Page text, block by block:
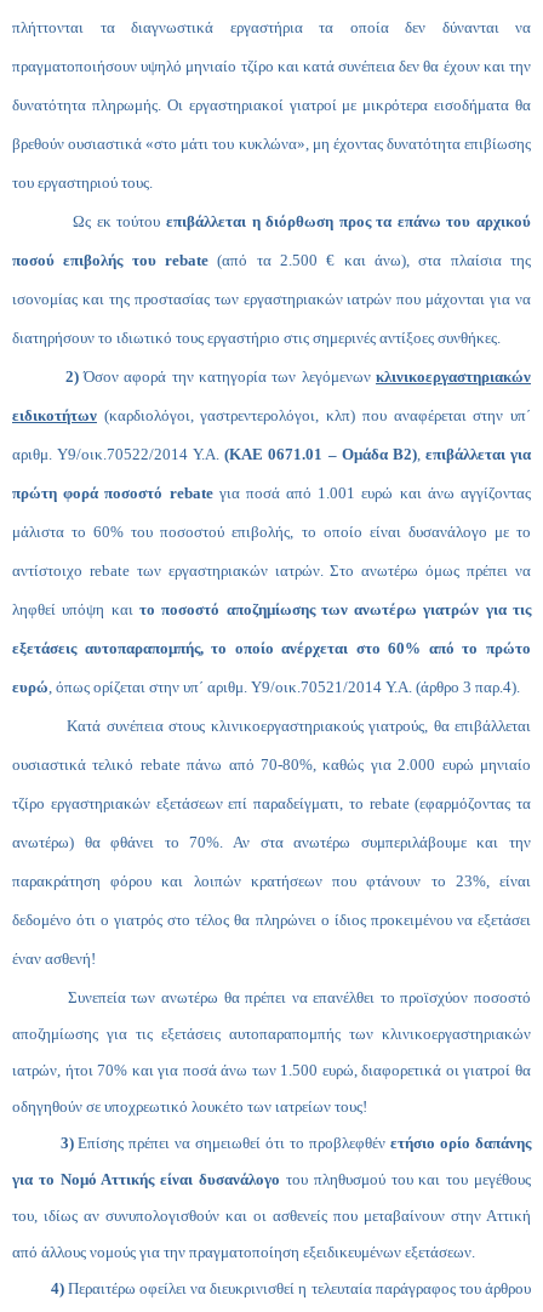
πλήττονται τα διαγνωστικά εργαστήρια τα οποία δεν δύνανται να
πραγματοποιήσουν υψηλό μηνιαίο τζίρο και κατά συνέπεια δεν θα έχουν και την
δυνατότητα πληρωμής. Οι εργαστηριακοί γιατροί με μικρότερα εισοδήματα θα
βρεθούν ουσιαστικά «στο μάτι του κυκλώνα», μη έχοντας δυνατότητα επιβίωσης
του εργαστηριού τους.
Ως εκ τούτου επιβάλλεται η διόρθωση προς τα επάνω του αρχικού
ποσού επιβολής του rebate (από τα 2.500 € και άνω), στα πλαίσια της
ισονομίας και της προστασίας των εργαστηριακών ιατρών που μάχονται για να
διατηρήσουν το ιδιωτικό τους εργαστήριο στις σημερινές αντίξοες συνθήκες.
2)Όσον αφορά την κατηγορία των λεγόμενωνκλινικοεργαστηριακών
ειδικοτήτων (καρδιολόγοι, γαστρεντερολόγοι, κλπ) που αναφέρεται στην υπ΄
αριθμ. Υ9/οικ.70522/2014 Υ.Α.(ΚΑΕ 0671.01 – Ομάδα Β2), επιβάλλεται για
πρώτη φορά ποσοστό rebateγια ποσά από 1.001 ευρώ και άνω αγγίζοντας
μάλιστα το 60% του ποσοστού επιβολής, το οποίο είναι δυσανάλογο με το
αντίστοιχο rebateτων εργαστηριακών ιατρών. Στο ανωτέρω όμως πρέπει να
ληφθεί υπόψη και το ποσοστό αποζημίωσης των ανωτέρω γιατρών για τις
εξετάσεις αυτοπαραπομπής, το οποίο ανέρχεται στο 60% από το πρώτο
ευρώ, όπως ορίζεται στην υπ΄ αριθμ. Υ9/οικ.70521/2014 Υ.Α. (άρθρο 3 παρ.4).
Κατά συνέπεια στους κλινικοεργαστηριακούς γιατρούς, θα επιβάλλεται
ουσιαστικά τελικό rebate πάνω από 70-80%, καθώς για 2.000 ευρώ μηνιαίο
τζίρο εργαστηριακών εξετάσεων επί παραδείγματι, το rebate(εφαρμόζοντας τα
ανωτέρω) θα φθάνει το 70%. Αν στα ανωτέρω συμπεριλάβουμε και την
παρακράτηση φόρου και λοιπών κρατήσεων που φτάνουν το 23%, είναι
δεδομένο ότι ο γιατρός στο τέλος θα πληρώνει ο ίδιος προκειμένου να εξετάσει
έναν ασθενή!
Συνεπεία των ανωτέρω θα πρέπει να επανέλθει το προϊσχύον ποσοστό
αποζημίωσης για τις εξετάσεις αυτοπαραπομπής των κλινικοεργαστηριακών
ιατρών, ήτοι 70% και για ποσά άνω των 1.500 ευρώ, διαφορετικά οι γιατροί θα
οδηγηθούν σε υποχρεωτικό λουκέτο των ιατρείων τους!
3)Επίσης πρέπει να σημειωθεί ότι το προβλεφθένετήσιο ορίο δαπάνης
για το Νομό Αττικής είναι δυσανάλογο του πληθυσμού του και του μεγέθους
του, ιδίως αν συνυπολογισθούν και οι ασθενείς που μεταβαίνουν στην Αττική
από άλλους νομούς για την πραγματοποίηση εξειδικευμένων εξετάσεων.
4) Περαιτέρω οφείλει να διευκρινισθεί η τελευταία παράγραφος του άρθρου